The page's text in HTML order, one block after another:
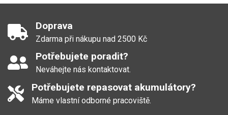
Doprava
Zdarma při nákupu nad 2500 Kč
Potřebujete poradit?
Neváhejte nás kontaktovat.
Potřebujete repasovat akumulátory?
Máme vlastní odborné pracoviště.